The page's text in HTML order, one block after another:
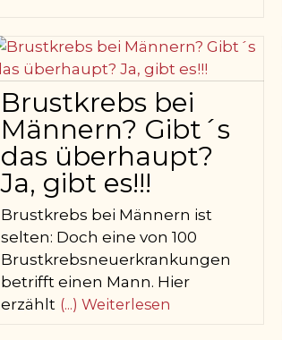
Brustkrebs bei
Männern? Gibt´s
das überhaupt?
Ja, gibt es!!!
Brustkrebs bei Männern ist
selten: Doch eine von 100
Brustkrebsneuerkrankungen
betrifft einen Mann. Hier
erzählt (...) Weiterlesen